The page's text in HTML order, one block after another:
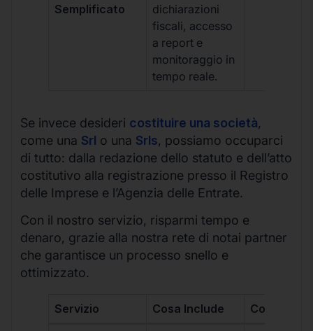
Semplificato
dichiarazioni
fiscali, accesso
a report e
monitoraggio in
tempo reale.
Se invece desideri costituire una società,
come una Srl o una Srls, possiamo occuparci
di tutto: dalla redazione dello statuto e dell’atto
costitutivo alla registrazione presso il Registro
delle Imprese e l’Agenzia delle Entrate.
Con il nostro servizio, risparmi tempo e
denaro, grazie alla nostra rete di notai partner
che garantisce un processo snello e
ottimizzato.
Servizio Cosa Include Costo